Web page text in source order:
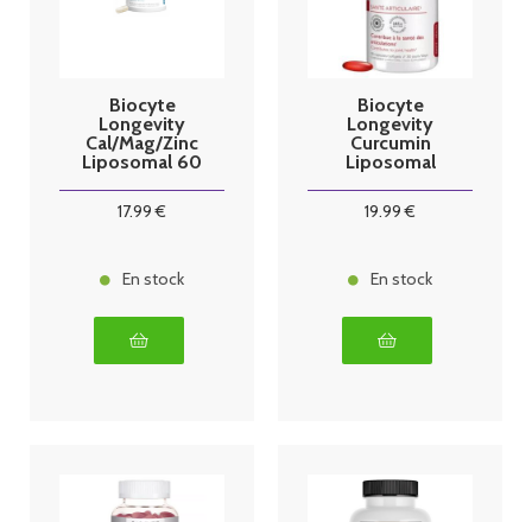
Biocyte
Longevity
Cal/Mag/Zinc
Liposomal 60
17.99 €
En stock
Biocyte
Longevity
Curcumin
Liposomal
19.99 €
En stock